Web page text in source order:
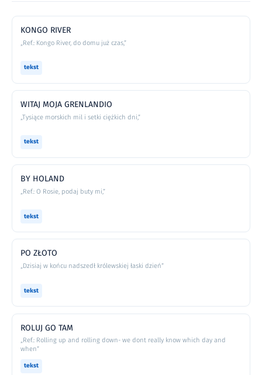
KONGO RIVER
„Ref.: Kongo River, do domu już czas,”
tekst
WITAJ MOJA GRENLANDIO
„Tysiące morskich mil i setki ciężkich dni,”
tekst
BY HOLAND
„Ref.: O Rosie, podaj buty mi,”
tekst
PO ZŁOTO
„Dzisiaj w końcu nadszedł królewskiej łaski dzień”
tekst
ROLUJ GO TAM
„Ref.: Rolling up and rolling down- we dont really know which day and
when”
tekst